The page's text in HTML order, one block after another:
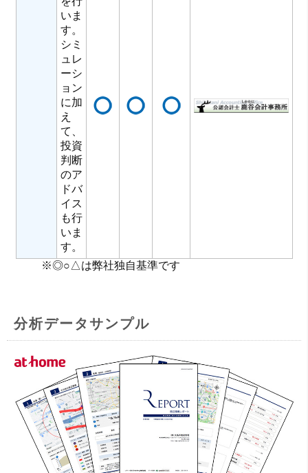
いま
す。
シミ
ュレ
ーシ
ョン
に加
え
て、
投資
判断
のア
ドバ
イス
も行
いま
す。
※◎○△は弊社独自基準です
分析データサンプル